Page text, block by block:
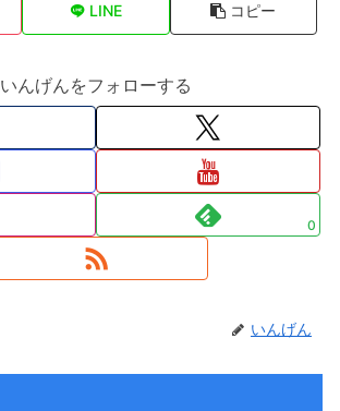
LINE コピー
いんげんをフォローする
0
いんげん